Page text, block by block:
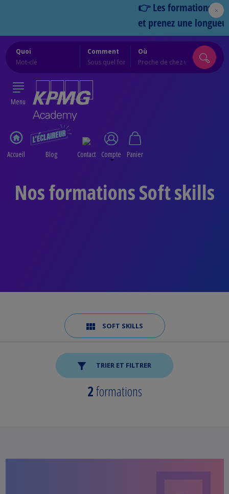
👉 Les formations
et prenez une longueur
Quoi Comment Où
Menu
Accueil Blog Contact Compte Panier
Nos formations Soft skills
SOFT SKILLS
TRIER ET FILTRER
2formations